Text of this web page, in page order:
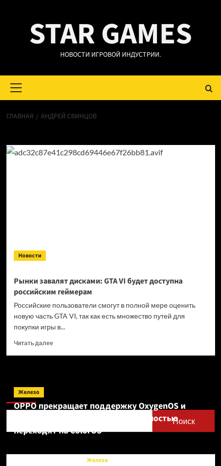
содержимомуSTAR GAMES
НОВОСТИ ИГРОВОЙ ИНДУСТРИИ.
меню
ГЛАВНАЯ АНДРЕЙ СВИНЦОВ
Новости
Рынки завалят дисками: GTA VI будет доступна
российским геймерам
Российские пользователи смогут в полной мере оценить
новую часть GTA VI, так как есть множество путей для
покупки игры в...
Читать далееПрочитать
VI будет
геймерам
Поиск
Поиск
Железо
OPPO прекращает поддержку OxygenOS и
Realme UI — OnePlus и realme полностью
переходят на ColorOS
Железо